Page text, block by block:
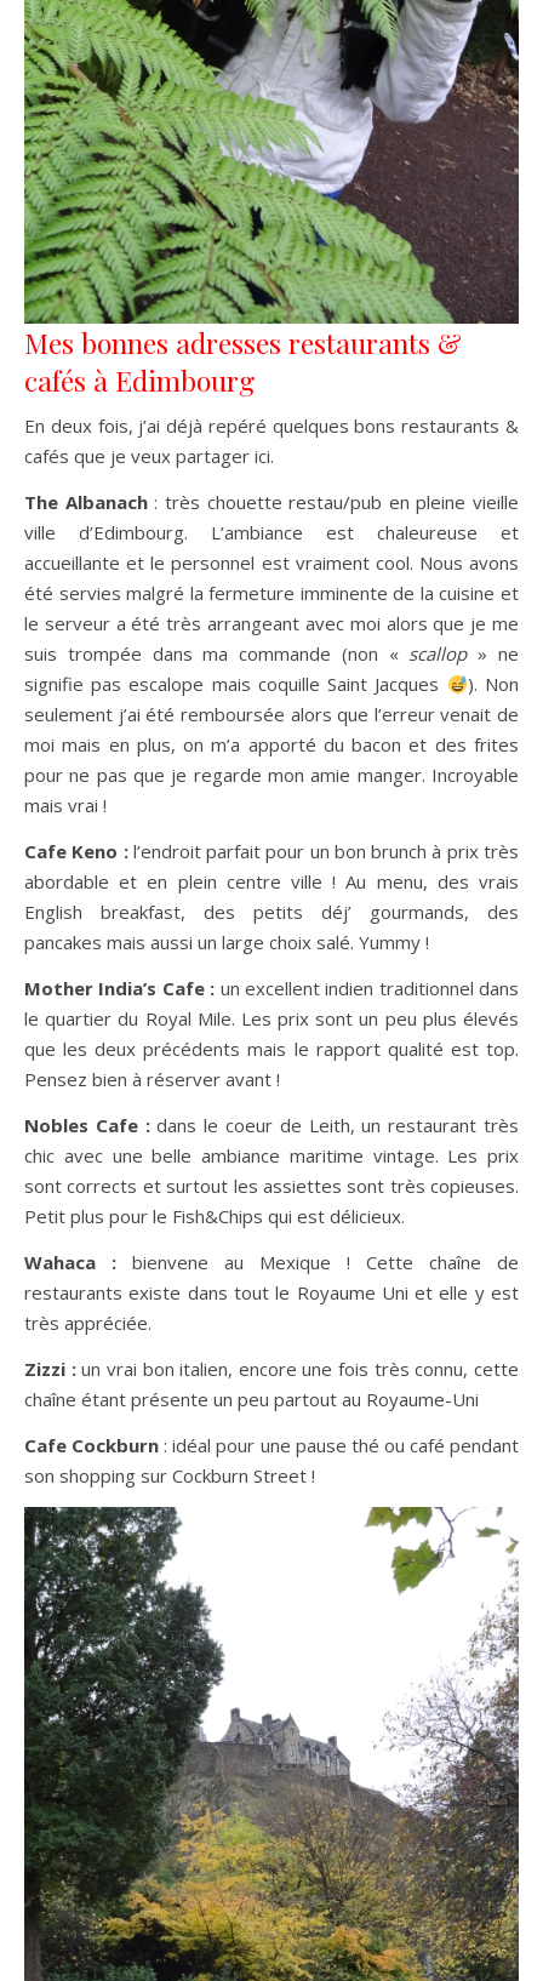
Mes bonnes adresses restaurants &
cafés à Edimbourg
En deux fois, j’ai déjà repéré quelques bons restaurants &
cafés que je veux partager ici.
The Albanach: très chouette restau/pub en pleine vieille
ville d’Edimbourg. L’ambiance est chaleureuse et
accueillante et le personnel est vraiment cool. Nous avons
été servies malgré la fermeture imminente de la cuisine et
le serveur a été très arrangeant avec moi alors que je me
suis trompée dans ma commande (non « scallop» ne
signifie pas escalope mais coquille Saint Jacques
). Non
seulement j’ai été remboursée alors que l’erreur venait de
moi mais en plus, on m’a apporté du bacon et des frites
pour ne pas que je regarde mon amie manger. Incroyable
mais vrai !
Cafe Keno : l’endroit parfait pour un bon brunch à prix très
abordable et en plein centre ville ! Au menu, des vrais
English breakfast, des petits déj’ gourmands, des
pancakes mais aussi un large choix salé. Yummy !
Mother India’s Cafe : un excellent indien traditionnel dans
le quartier du Royal Mile. Les prix sont un peu plus élevés
que les deux précédents mais le rapport qualité est top.
Pensez bien à réserver avant !
Nobles Cafe :dans le coeur de Leith, un restaurant très
chic avec une belle ambiance maritime vintage. Les prix
sont corrects et surtout les assiettes sont très copieuses.
Petit plus pour le Fish&Chips qui est délicieux.
Wahaca : bienvene au Mexique ! Cette chaîne de
restaurants existe dans tout le Royaume Uni et elle y est
très appréciée.
Zizzi :un vrai bon italien, encore une fois très connu, cette
chaîne étant présente un peu partout au Royaume-Uni
Cafe Cockburn : idéal pour une pause thé ou café pendant
son shopping sur Cockburn Street !